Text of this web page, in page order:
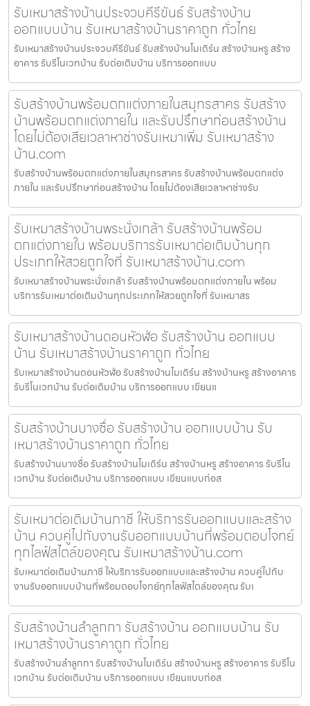
รับเหมาสร้างบ้านประจวบคีรีขันธ์ รับสร้างบ้าน
ออกแบบบ้าน รับเหมาสร้างบ้านราคาถูก ทั่วไทย
รับเหมาสร้างบ้านประจวบคีรีขันธ์ รับสร้างบ้านโมเดิร์น สร้างบ้านหรู สร้าง
อาคาร รับรีโนเวทบ้าน รับต่อเติมบ้าน บริการออกแบบ
รับสร้างบ้านพร้อมตกแต่งภายในสมุทรสาคร รับสร้าง
บ้านพร้อมตกแต่งภายใน และรับปรึกษาก่อนสร้างบ้าน
โดยไม่ต้องเสียเวลาหาช่างรับเหมาเพิ่ม รับเหมาสร้าง
บ้าน.com
รับสร้างบ้านพร้อมตกแต่งภายในสมุทรสาคร รับสร้างบ้านพร้อมตกแต่ง
ภายใน และรับปรึกษาก่อนสร้างบ้าน โดยไม่ต้องเสียเวลาหาช่างรับ
รับเหมาสร้างบ้านพระนั่งเกล้า รับสร้างบ้านพร้อม
ตกแต่งภายใน พร้อมบริการรับเหมาต่อเติมบ้านทุก
ประเภทให้สวยถูกใจที่ รับเหมาสร้างบ้าน.com
รับเหมาสร้างบ้านพระนั่งเกล้า รับสร้างบ้านพร้อมตกแต่งภายใน พร้อม
บริการรับเหมาต่อเติมบ้านทุกประเภทให้สวยถูกใจที่ รับเหมาสร
รับเหมาสร้างบ้านดอนหัวฬ่อ รับสร้างบ้าน ออกแบบ
บ้าน รับเหมาสร้างบ้านราคาถูก ทั่วไทย
รับเหมาสร้างบ้านดอนหัวฬ่อ รับสร้างบ้านโมเดิร์น สร้างบ้านหรู สร้างอาคาร
รับรีโนเวทบ้าน รับต่อเติมบ้าน บริการออกแบบ เขียนแ
รับสร้างบ้านบางซื่อ รับสร้างบ้าน ออกแบบบ้าน รับ
เหมาสร้างบ้านราคาถูก ทั่วไทย
รับสร้างบ้านบางซื่อ รับสร้างบ้านโมเดิร์น สร้างบ้านหรู สร้างอาคาร รับรีโน
เวทบ้าน รับต่อเติมบ้าน บริการออกแบบ เขียนแบบก่อส
รับเหมาต่อเติมบ้านภาชี ให้บริการรับออกแบบและสร้าง
บ้าน ควบคู่ไปกับงานรับออกแบบบ้านที่พร้อมตอบโจทย์
ทุกไลฟ์สไตล์ของคุณ รับเหมาสร้างบ้าน.com
รับเหมาต่อเติมบ้านภาชี ให้บริการรับออกแบบและสร้างบ้าน ควบคู่ไปกับ
งานรับออกแบบบ้านที่พร้อมตอบโจทย์ทุกไลฟ์สไตล์ของคุณ รับเ
รับสร้างบ้านลำลูกกา รับสร้างบ้าน ออกแบบบ้าน รับ
เหมาสร้างบ้านราคาถูก ทั่วไทย
รับสร้างบ้านลำลูกกา รับสร้างบ้านโมเดิร์น สร้างบ้านหรู สร้างอาคาร รับรีโน
เวทบ้าน รับต่อเติมบ้าน บริการออกแบบ เขียนแบบก่อส